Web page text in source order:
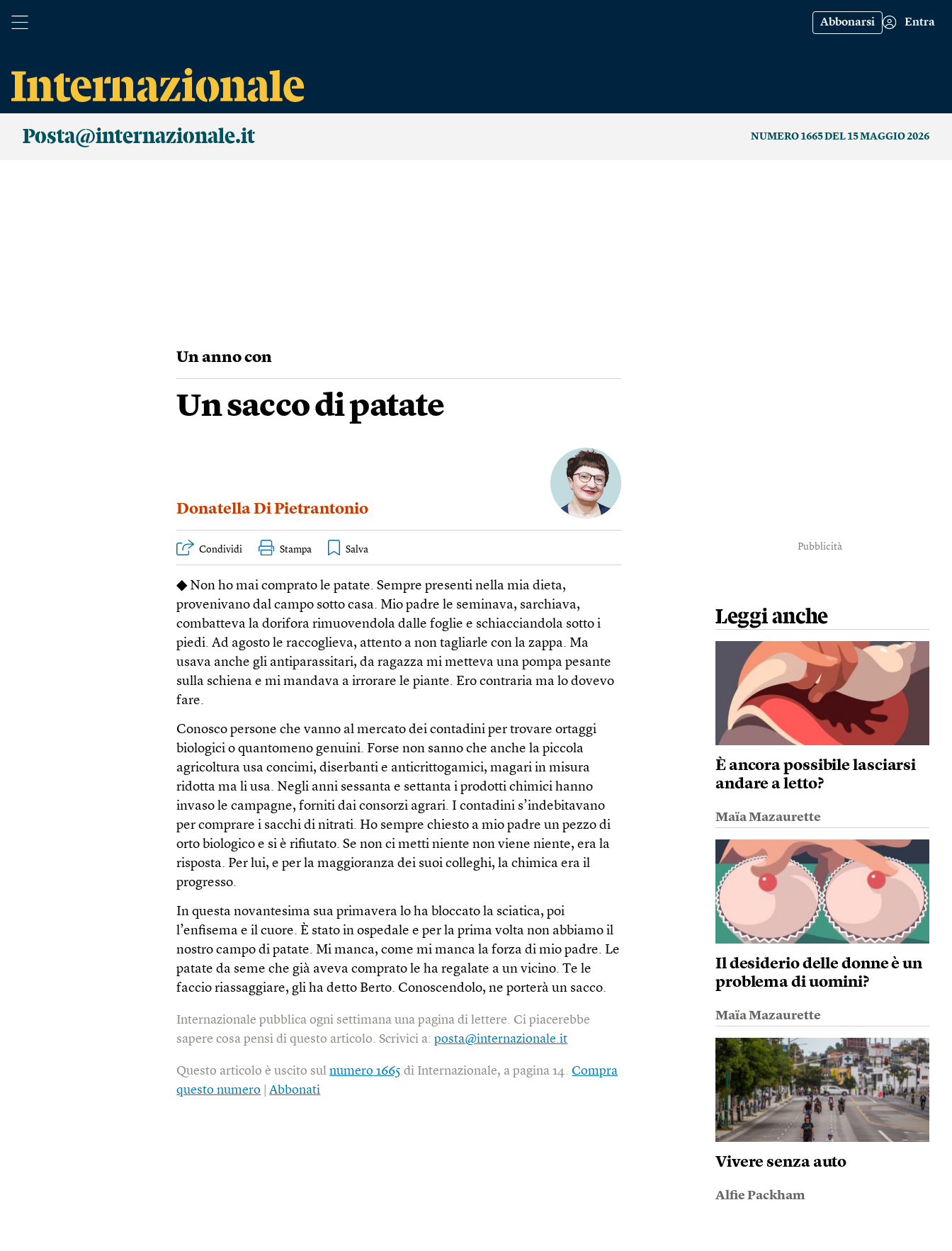
Abbonarsi Entra
Posta@internazionale.it NUMERO 1665 DEL 15 MAGGIO 2026
Un anno con
Un sacco di patate
Donatella Di Pietrantonio
Condividi Stampa
◆Non ho mai comprato le patate. Sempre presenti nella mia dieta,
provenivano dal campo sotto casa. Mio padre le seminava, sarchiava,
combatteva la dorifora rimuovendola dalle foglie e schiacciandola sotto i
piedi. Ad agosto le raccoglieva, attento a non tagliarle con la zappa. Ma
usava anche gli antiparassitari, da ragazza mi metteva una pompa pesante
sulla schiena e mi mandava a irrorare le piante. Ero contraria ma lo dovevo
fare.
Conosco persone che vanno al mercato dei contadini per trovare ortaggi
biologici o quantomeno genuini. Forse non sanno che anche la piccola
agricoltura usa concimi, diserbanti e anticrittogamici, magari in misura
ridotta ma li usa. Negli anni sessanta e settanta i prodotti chimici hanno
invaso le campagne, forniti dai consorzi agrari. I contadini s’indebitavano
per comprare i sacchi di nitrati. Ho sempre chiesto a mio padre un pezzo di
orto biologico e si è rifiutato. Se non ci metti niente non viene niente, era la
risposta. Per lui, e per la maggioranza dei suoi colleghi, la chimica era il
progresso.
In questa novantesima sua primavera lo ha bloccato la sciatica, poi
l’enfisema e il cuore. È stato in ospedale e per la prima volta non abbiamo il
nostro campo di patate. Mi manca, come mi manca la forza di mio padre. Le
patate da seme che già aveva comprato le ha regalate a un vicino. Te le
faccio riassaggiare, gli ha detto Berto. Conoscendolo, ne porterà un sacco.
Internazionale pubblica ogni settimana una pagina di lettere. Ci piacerebbe
sapere cosa pensi di questo articolo. Scrivici a:posta@internazionale.it
Questo articolo è uscito sulnumero 1665 di Internazionale, a pagina 14.Compra
questo numero |Abbonati
Pubblicità
Leggi anche
È ancora possibile lasciarsi
andare a letto?
Maïa Mazaurette
Il desiderio delle donne è un
problema di uomini?
Maïa Mazaurette
Vivere senza auto
Alfie Packham